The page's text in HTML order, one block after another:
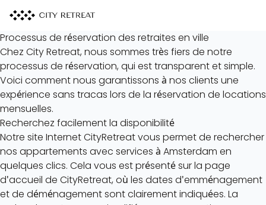
Processus de réservation des retraites en ville
Chez City Retreat, nous sommes très fiers de notre
processus de réservation, qui est transparent et simple.
Voici comment nous garantissons à nos clients une
expérience sans tracas lors de la réservation de locations
mensuelles.
Recherchez facilement la disponibilité
Notre site InternetCityRetreatvous permet de rechercher
nos appartements avec services à Amsterdam en
quelques clics. Cela vous est présenté sur la page
d'accueil de CityRetreat, où les dates d'emménagement
et de déménagement sont clairement indiquées. La